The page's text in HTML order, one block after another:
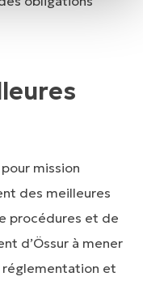
mission
des meilleures
procédures et de
d’Össur à mener
réglementation et